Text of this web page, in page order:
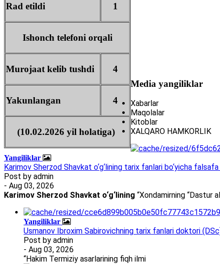
Rad etildi 1
Ishonch telefoni orqali
Murojaat kelib tushdi 4
Yakunlangan 4
(10.02.2026 yil holatiga)
Media yangiliklar
Xabarlar
Maqolalar
Kitoblar
XALQARO HAMKORLIK
Yangiliklar
Karimov Sherzod Shavkat o‘g‘lining tarix fanlari bo‘yicha
Post by admin
- Aug 03, 2026
Karimov Sherzod Shavkat o‘g‘lining “Xondamirning “Dastur
Yangiliklar
Usmanov Ibroxim Sabirovichning tarix fanlari doktori
Post by admin
- Aug 03, 2026
“Hakim Termiziy asarlarining fiqh ilmi